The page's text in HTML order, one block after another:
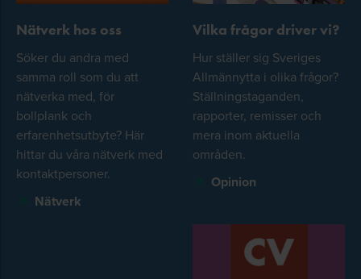
Nätverk hos oss
Söker du andra med
samma roll som du att
nätverka med, för
bollplank och
erfarenhetsutbyte? Här
hittar du våra nätverk med
kontaktpersoner.
Nätverk
Vilka frågor driver vi?
Hur ställer sig Sveriges
Allmännytta i olika frågor?
Ställningstaganden,
rapporter, remisser och
mera inom aktuella
områden.
Opinion